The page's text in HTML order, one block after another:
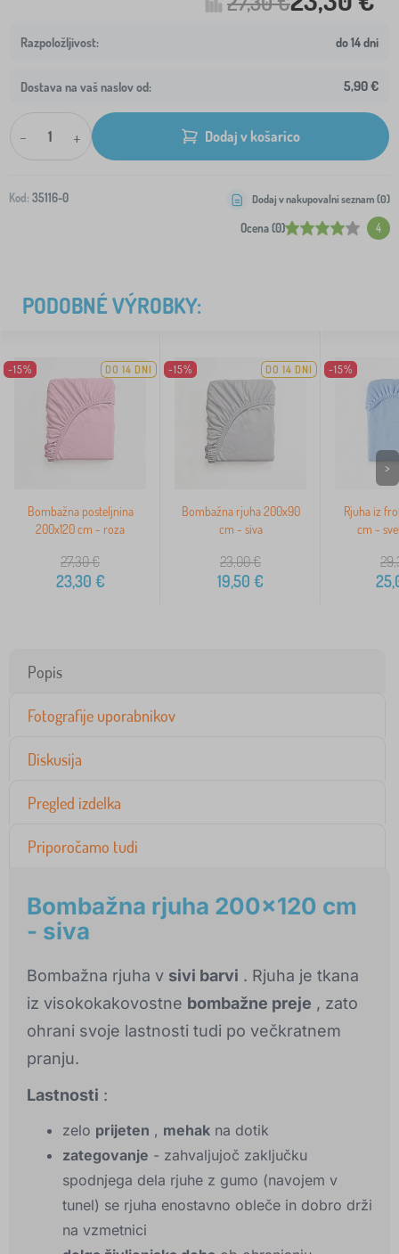
do 14 dni
Dostava na vaš naslov od: 5,90 €
- + Dodaj v košarico
Kod: 35116-0
Ocena (0) 4
Dodaj v nakupovalni seznam (0)
PODOBNÉ VÝROBKY:
-15% DO 14 DNI
Bombažna posteljnina
200x120 cm - roza
27,30€
23,30 €
-15% DO 14 DNI
Bombažna rjuha 200x90
cm - siva
23,00€
19,50 €
-15%
Rjuha iz
cm -
>
Popis
Fotografije uporabnikov
Diskusija
Pregled izdelka
Priporočamo tudi
Bombažna rjuha 200x120 cm
- siva
Bombažna rjuha v sivi barvi . Rjuha je tkana
iz visokokakovostne bombažne preje , zato
ohrani svoje lastnosti tudi po večkratnem
pranju.
Lastnosti :
zelo prijeten , mehak na dotik
zategovanje - zahvaljujoč zaključku
spodnjega dela rjuhe z gumo (navojem v
tunel) se rjuha enostavno obleče in dobro drži
na vzmetnici